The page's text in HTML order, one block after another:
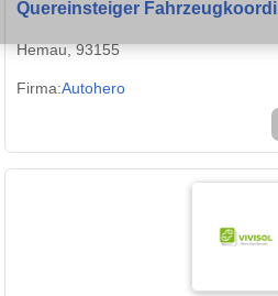
Quereinsteiger
Hemau, 93155
Firma:Autohero